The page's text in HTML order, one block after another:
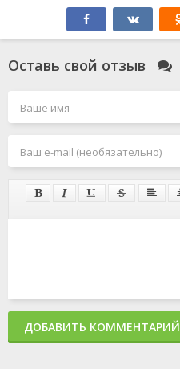
Оставь свой отзыв
ДОБАВИТЬ КОММЕНТАРИЙ